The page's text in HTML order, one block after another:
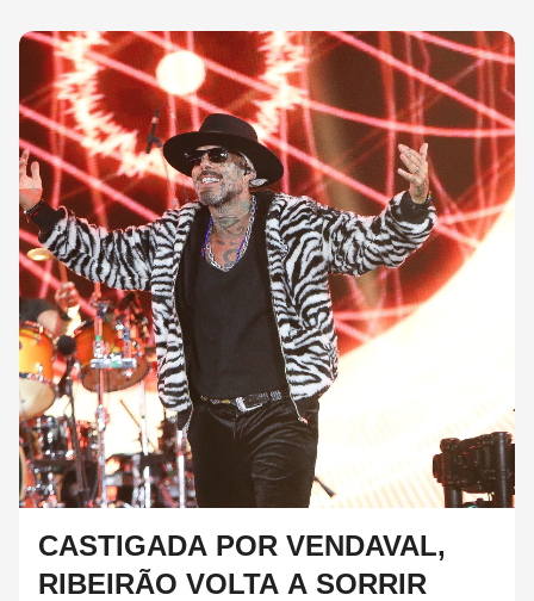
CASTIGADA POR VENDAVAL,
RIBEIRÃO VOLTA A SORRIR